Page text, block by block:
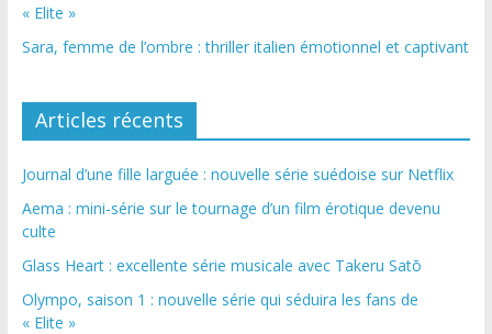
« Elite »
Sara, femme de l’ombre : thriller italien émotionnel et captivant
Articles récents
Journal d’une fille larguée : nouvelle série suédoise sur Netflix
Aema : mini-série sur le tournage d’un film érotique devenu
culte
Glass Heart : excellente série musicale avec Takeru Satō
Olympo, saison 1 : nouvelle série qui séduira les fans de
« Elite »